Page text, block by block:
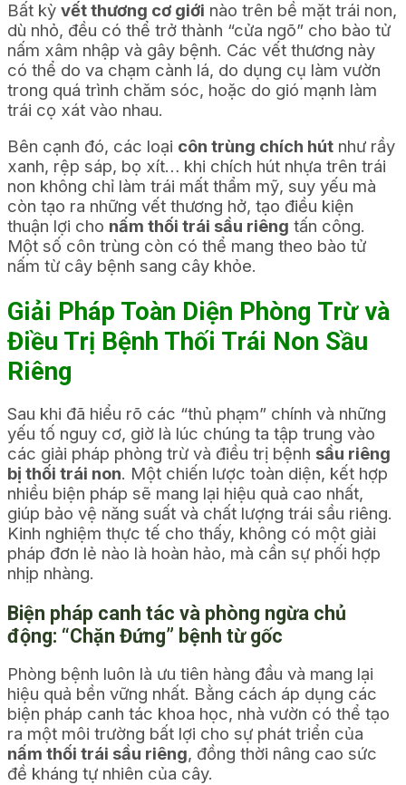
Bất kỳ vết thương cơ giới nào trên bề mặt trái non,
dù nhỏ, đều có thể trở thành “cửa ngõ” cho bào tử
nấm xâm nhập và gây bệnh. Các vết thương này
có thể do va chạm cành lá, do dụng cụ làm vườn
trong quá trình chăm sóc, hoặc do gió mạnh làm
trái cọ xát vào nhau.
Bên cạnh đó, các loại côn trùng chích hút như rầy
xanh, rệp sáp, bọ xít… khi chích hút nhựa trên trái
non không chỉ làm trái mất thẩm mỹ, suy yếu mà
còn tạo ra những vết thương hở, tạo điều kiện
thuận lợi cho nấm thối trái sầu riêng tấn công.
Một số côn trùng còn có thể mang theo bào tử
nấm từ cây bệnh sang cây khỏe.
Giải Pháp Toàn Diện Phòng Trừ và
Điều Trị Bệnh Thối Trái Non Sầu
Riêng
Sau khi đã hiểu rõ các “thủ phạm” chính và những
yếu tố nguy cơ, giờ là lúc chúng ta tập trung vào
các giải pháp phòng trừ và điều trị bệnh sầu riêng
bị thối trái non. Một chiến lược toàn diện, kết hợp
nhiều biện pháp sẽ mang lại hiệu quả cao nhất,
giúp bảo vệ năng suất và chất lượng trái sầu riêng.
Kinh nghiệm thực tế cho thấy, không có một giải
pháp đơn lẻ nào là hoàn hảo, mà cần sự phối hợp
nhịp nhàng.
Biện pháp canh tác và phòng ngừa chủ
động: “Chặn Đứng” bệnh từ gốc
Phòng bệnh luôn là ưu tiên hàng đầu và mang lại
hiệu quả bền vững nhất. Bằng cách áp dụng các
biện pháp canh tác khoa học, nhà vườn có thể tạo
ra một môi trường bất lợi cho sự phát triển của
nấm thối trái sầu riêng, đồng thời nâng cao sức
đề kháng tự nhiên của cây.